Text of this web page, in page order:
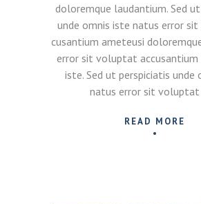
doloremque laudantium. Sed
unde omnis iste natus error
cusantium ameteusi
error sit voluptat accusantium
iste. Sed ut perspiciatis unde
natus error sit voluptat
READ MORE